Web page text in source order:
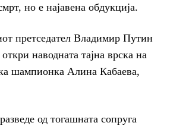
но е најавена обдукција.
претседател Владимир Путин
наводната тајна врска на
шампионка Алина Кабаева,
од тогашната сопруга